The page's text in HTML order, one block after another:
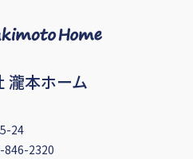
瀧本ホーム
24
846-2320